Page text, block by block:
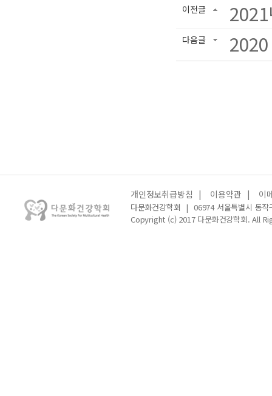
이전글
다음글
개인정보취급방침 | 이용약관 | 이
다문화건강학회 | 06974 서울특별시 동
Copyright (c) 2017 다문화건강학회. All